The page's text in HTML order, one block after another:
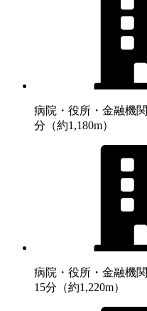
病院・役所・金融機関
分（約1,180m）
病院・役所・金融機関
15分（約1,220m）